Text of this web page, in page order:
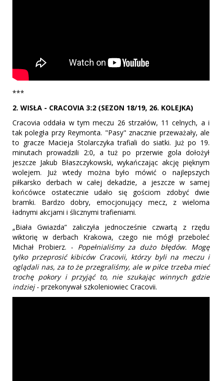
***
2. WISŁA - CRACOVIA 3:2 (SEZON 18/19, 26. KOLEJKA)
Cracovia oddała w tym meczu 26 strzałów, 11 celnych, a i
tak poległa przy Reymonta. "Pasy" znacznie przeważały, ale
to gracze Macieja Stolarczyka trafiali do siatki. Już po 19.
minutach prowadzili 2:0, a tuż po przerwie gola dołożył
jeszcze Jakub Błaszczykowski, wykańczając akcję pięknym
wolejem. Już wtedy można było mówić o najlepszych
piłkarsko derbach w całej dekadzie, a jeszcze w samej
końcówce ostatecznie udało się gościom zdobyć dwie
bramki. Bardzo dobry, emocjonujący mecz, z wieloma
ładnymi akcjami i ślicznymi trafieniami.
„Biała Gwiazda” zaliczyła jednocześnie czwartą z rzędu
wiktorię w derbach Krakowa, czego nie mógł przeboleć
Michał Probierz. - Popełnialiśmy za dużo błędów. Mogę
tylko przeprosić kibiców Cracovii, którzy byli na meczu i
oglądali nas, za to że przegraliśmy, ale w piłce trzeba mieć
trochę pokory i przyjąć to, nie szukając winnych gdzie
indziej- przekonywał szkoleniowiec Cracovii.